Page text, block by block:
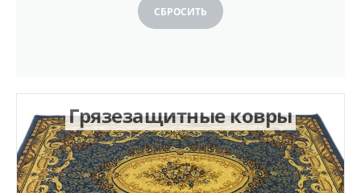
СБРОСИТЬ
Грязезащитные ковры